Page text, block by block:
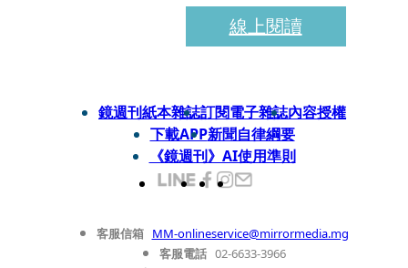
線上閱讀
鏡週刊紙本雜誌訂閱電子雜誌內容授權
下載APP新聞自律綱要
《鏡週刊》AI使用準則
客服信箱 MM-onlineservice@mirrormedia.mg
客服電話 02-6633-3966